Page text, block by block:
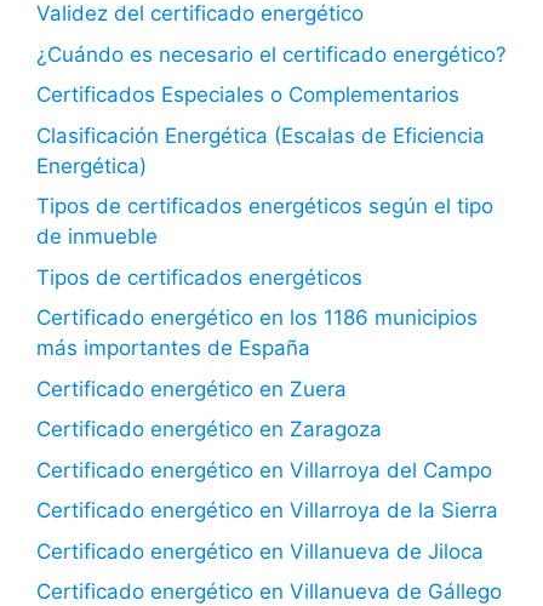
Validez del certificado energético
¿Cuándo es necesario el certificado energético?
Certificados Especiales o Complementarios
Clasificación Energética (Escalas de Eficiencia
Energética)
Tipos de certificados energéticos según el tipo
de inmueble
Tipos de certificados energéticos
Certificado energético en los 1186 municipios
más importantes de España
Certificado energético en Zuera
Certificado energético en Zaragoza
Certificado energético en Villarroya del Campo
Certificado energético en Villarroya de la Sierra
Certificado energético en Villanueva de Jiloca
Certificado energético en Villanueva de Gállego